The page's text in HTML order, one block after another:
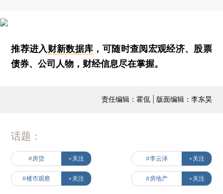
推荐进入财新数据库 ，可随时查阅宏观经济、股票
债券、公司人物，财经信息尽在掌握。
责任编辑：霍侃 | 版面编辑：李东昊
话题：
#房贷 +关注 #李云泽 +关注
#楼市观察 +关注 #房地产 +关注